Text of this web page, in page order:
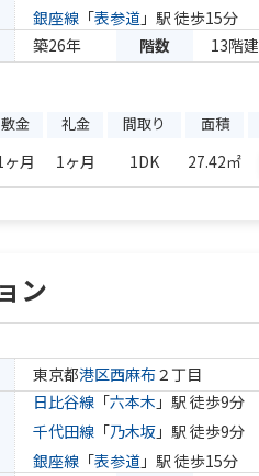
銀座線 「表参道 」駅 徒歩15分
築26年 階数 13階建
敷金 礼金 間取り 面積
ヶ月 1ヶ月 1DK 27.42㎡
ン
東京都港区西麻布２丁目
日比谷線 「六本木 」駅 徒歩9分
千代田線 「乃木坂 」駅 徒歩9分
銀座線 「表参道 」駅 徒歩15分